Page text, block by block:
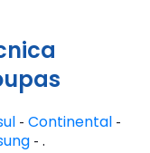
- Continental -
- .